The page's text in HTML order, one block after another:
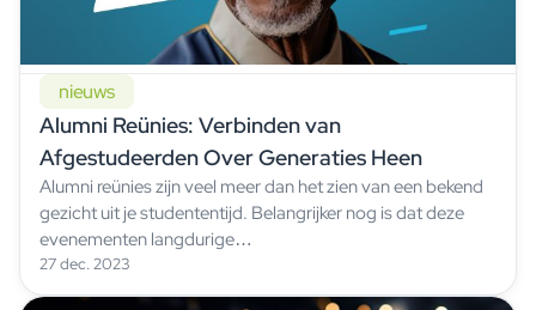
nieuws
Alumni Reünies: Verbinden van
Afgestudeerden Over Generaties Heen
Alumni reünies zijn veel meer dan het zien van een bekend
gezicht uit je studententijd. Belangrijker nog is dat deze
evenementen langdurige…
27 dec. 2023